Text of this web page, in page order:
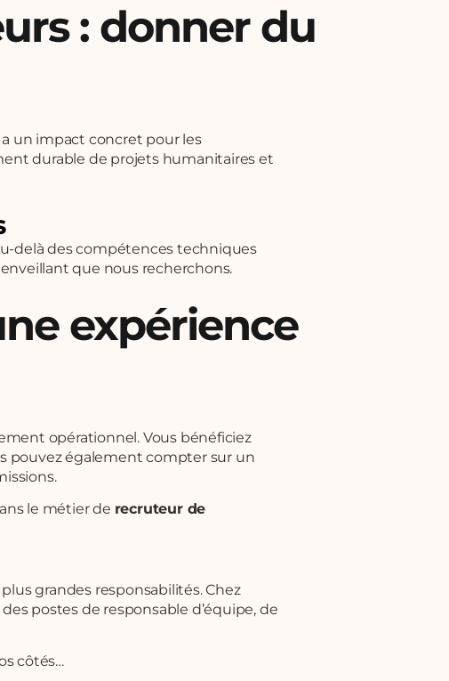
: donner du
a un impact concret pour les
durable de projets humanitaires et
delà des compétences techniques
que nous recherchons.
expérience
opérationnel. Vous bénéficiez
pouvez également compter sur un
le métier de recruteur de
grandes responsabilités. Chez
postes de responsable d’équipe, de
côtés…